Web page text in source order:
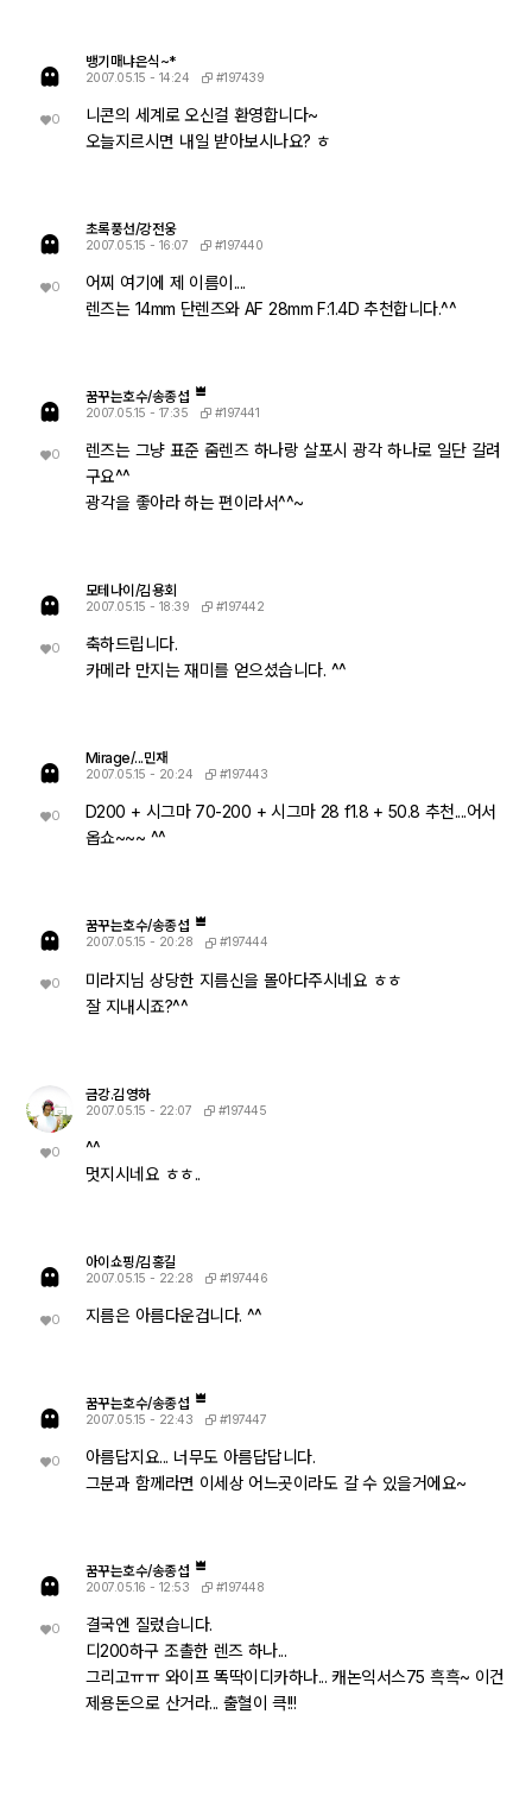
0
뱅기매냐은식~*
2007.05.15 - 14:24 #197439
니콘의 세계로 오신걸 환영합니다~
오늘지르시면 내일 받아보시나요? ㅎ
0
초록풍선/강전웅
2007.05.15 - 16:07 #197440
어찌 여기에 제 이름이....
렌즈는 14mm 단렌즈와 AF 28mm F:1.4D 추천합니다.^^
0
꿈꾸는호수/송종섭
2007.05.15 - 17:35 #197441
렌즈는 그냥 표준 줌렌즈 하나랑 살포시 광각 하나로 일단 갈려
구요^^
광각을 좋아라 하는 편이라서^^~
0
모테나이/김용회
2007.05.15 - 18:39 #197442
축하드립니다.
카메라 만지는 재미를 얻으셨습니다. ^^
0
Mirage/...민재
2007.05.15 - 20:24 #197443
D200 + 시그마 70-200 + 시그마 28 f1.8 + 50.8 추천....어서
옵쇼~~~ ^^
0
꿈꾸는호수/송종섭
2007.05.15 - 20:28 #197444
미라지님 상당한 지름신을 몰아다주시네요 ㅎㅎ
잘 지내시죠?^^
0
금강.김영하
2007.05.15 - 22:07 #197445
^^
멋지시네요 ㅎㅎ..
0
아이쇼핑/김홍길
2007.05.15 - 22:28 #197446
지름은 아름다운겁니다. ^^
0
꿈꾸는호수/송종섭
2007.05.15 - 22:43 #197447
아름답지요... 너무도 아름답답니다.
그분과 함께라면 이세상 어느곳이라도 갈 수 있을거에요~
0
꿈꾸는호수/송종섭
2007.05.16 - 12:53 #197448
결국엔 질렀습니다.
디200하구 조촐한 렌즈 하나...
그리고ㅠㅠ 와이프 똑딱이디카하나... 캐논익서스75 흑흑~ 이건
제용돈으로 산거라... 출혈이 큭!!!